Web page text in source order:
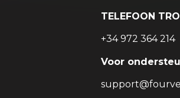
TELEFOON
+34 972 364 214
Voor